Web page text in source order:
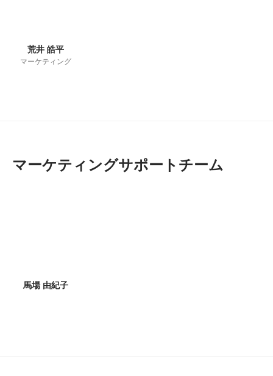
荒井 皓平
マーケティング
マーケティングサポートチーム
馬場 由紀子